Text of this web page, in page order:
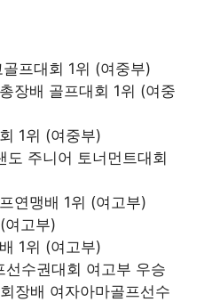
프대회 1위 (여중부)
장배 골프대회 1위 (여중
1위 (여중부)
도 주니어 토너먼트대회
연맹배 1위 (여고부)
여고부)
1위 (여고부)
선수권대회 여고부 우승
장배 여자아마골프선수